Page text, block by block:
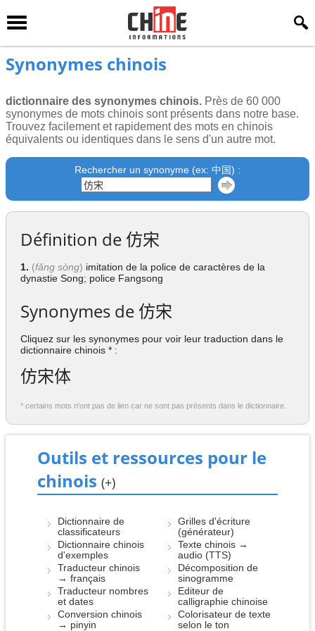
Synonymes chinois
dictionnaire des synonymes chinois. Près de 60 000
synonymes de mots chinois sont présents dans notre base.
Trouvez facilement et rapidement des mots en chinois
équivalents ou identiques dans le sens d'un autre mot.
Rechercher un synonyme (ex: 中国) :
Définition de 仿宋
1. (fǎng sòng) imitation de la police de caractères de la
dynastie Song; police Fangsong
Synonymes de 仿宋
Cliquez sur les synonymes pour voir leur traduction dans le
dictionnaire chinois * :
仿宋体
* certains mots n'ont pas de lien car ne sont pas présents dans le dictionnaire.
Outils et ressources pour le
chinois (+)
Dictionnaire de
classificateurs
Dictionnaire chinois
d'exemples
Traducteur chinois
→ français
Traducteur nombres
et dates
Conversion chinois
→ pinyin
Grilles d'écriture
(générateur)
Texte chinois →
audio (TTS)
Décomposition de
sinogramme
Editeur de
calligraphie chinoise
Colorisateur de texte
selon le ton